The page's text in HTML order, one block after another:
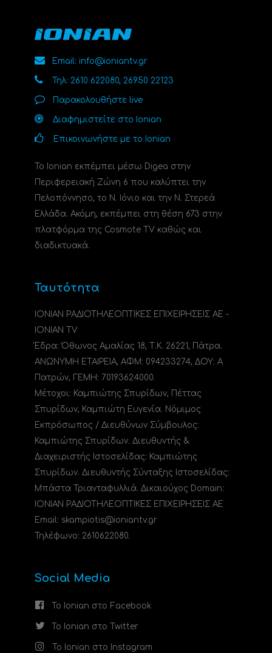
Email: info@ioniantv.gr
Τηλ: 2610 622080, 26950 22123
Παρακολουθήστε live
Διαφημιστείτε στο Ionian
Επικοινωνήστε με το Ionian
Το Ionian εκπέμπει μέσω Digea στην
Περιφερειακή Ζώνη 6 που καλύπτει την
Πελοπόννησο, το N. Ιόνιο και την Ν. Στερεά
Ελλάδα. Ακόμη, εκπέμπει στη θέση 673 στην
πλατφόρμα της Cosmote TV καθώς και
διαδικτυακά.
Ταυτότητα
ΙΟΝΙΑΝ ΡΑΔΙΟΤΗΛΕΟΠΤΙΚΕΣ ΕΠΙΧΕΙΡΗΣΕΙΣ ΑΕ -
IONIAN TV
Έδρα: Όθωνος Αμαλίας 18, Τ.Κ. 26221, Πάτρα.
ΑΝΩΝΥΜΗ ΕΤΑΙΡΕΙΑ, ΑΦΜ: 094233274, ΔΟΥ: A
Πατρών, ΓΕΜΗ: 70193624000.
Μέτοχοι: Καμπιώτης Σπυρίδων, Πέττας
Σπυρίδων, Καμπιώτη Ευγενία. Νόμιμος
Εκπρόσωπος / Διευθύνων Σύμβουλος:
Καμπιώτης Σπυρίδων. Διευθυντής &
Διαχειριστής Ιστοσελίδας: Καμπιώτης
Σπυρίδων. Διευθυντής Σύνταξης Ιστοσελίδας:
Μπάστα Τριανταφυλλιά. Δικαιούχος Domain:
ΙΟΝΙΑΝ ΡΑΔΙΟΤΗΛΕΟΠΤΙΚΕΣ ΕΠΙΧΕΙΡΗΣΕΙΣ ΑΕ
Email: skampiotis@ioniantv.gr
Τηλέφωνο: 2610622080.
Social Media
Το Ionian στο Facebook
Το Ionian στο Twitter
Το Ionian στο Instagram